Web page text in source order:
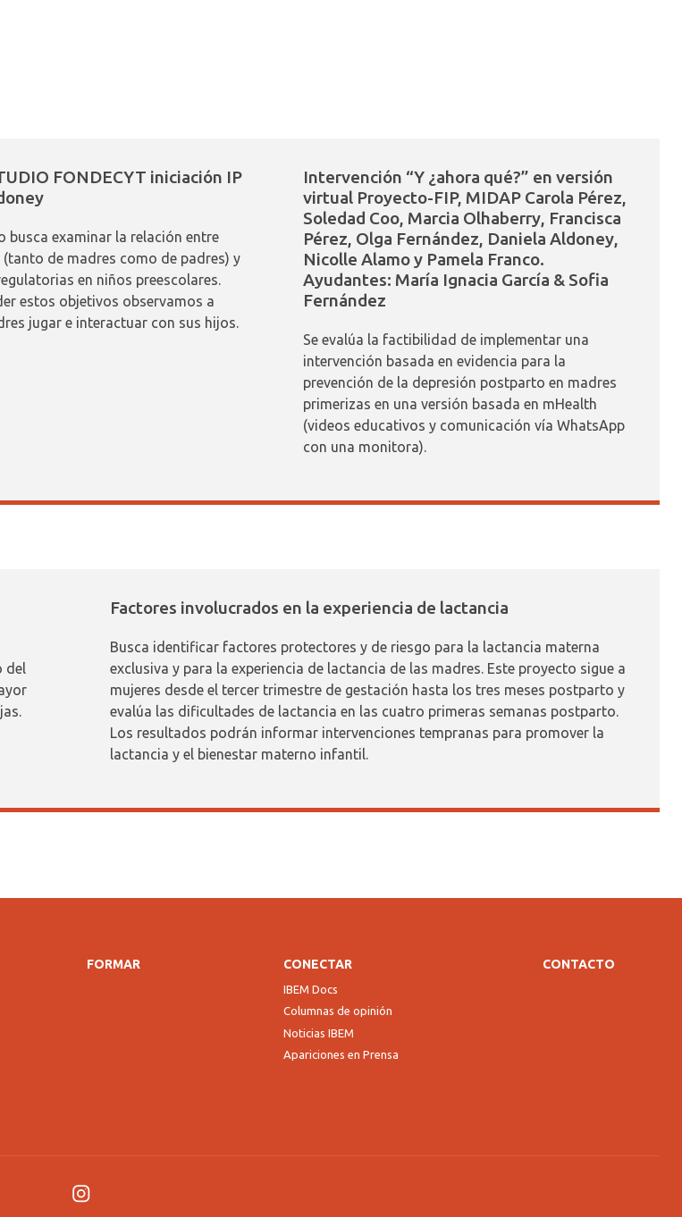
FONDECYT iniciación IP
busca examinar la relación entre
de madres como de padres) y
en niños preescolares.
estos objetivos observamos a
jugar e interactuar con sus hijos.
Intervención “Y ¿ahora qué?” en versión
virtual Proyecto-FIP, MIDAP Carola Pérez,
Soledad Coo, Marcia Olhaberry, Francisca
Pérez, Olga Fernández, Daniela Aldoney,
Nicolle Alamo y Pamela Franco.
Ayudantes: María Ignacia García & Sofia
Fernández
Se evalúa la factibilidad de implementar una
intervención basada en evidencia para la
prevención de la depresión postparto en madres
primerizas en una versión basada en mHealth
(videos educativos y comunicación vía WhatsApp
con una monitora).
del
Factores involucrados en la experiencia de lactancia
Busca identificar factores protectores y de riesgo para la lactancia materna
exclusiva y para la experiencia de lactancia de las madres. Este proyecto sigue a
mujeres desde el tercer trimestre de gestación hasta los tres meses postparto y
evalúa las dificultades de lactancia en las cuatro primeras semanas postparto.
Los resultados podrán informar intervenciones tempranas para promover la
lactancia y el bienestar materno infantil.
FORMAR CONECTAR
IBEM Docs
Columnas de opinión
Noticias IBEM
Apariciones en Prensa
CONTACTO
Instagram